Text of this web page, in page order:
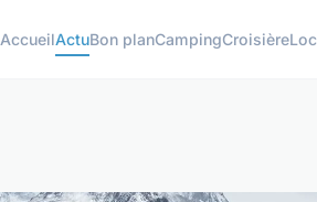
AccueilActuBon planCampingCroisière